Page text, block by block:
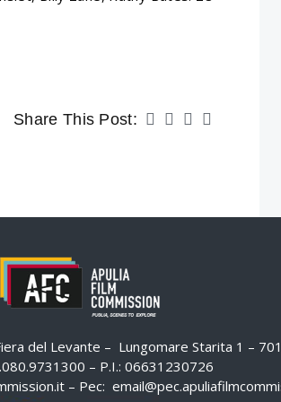
Share This Post:
del Levante – Lungomare Starita 1 –
– P.I.: 06631230726
– Pec: